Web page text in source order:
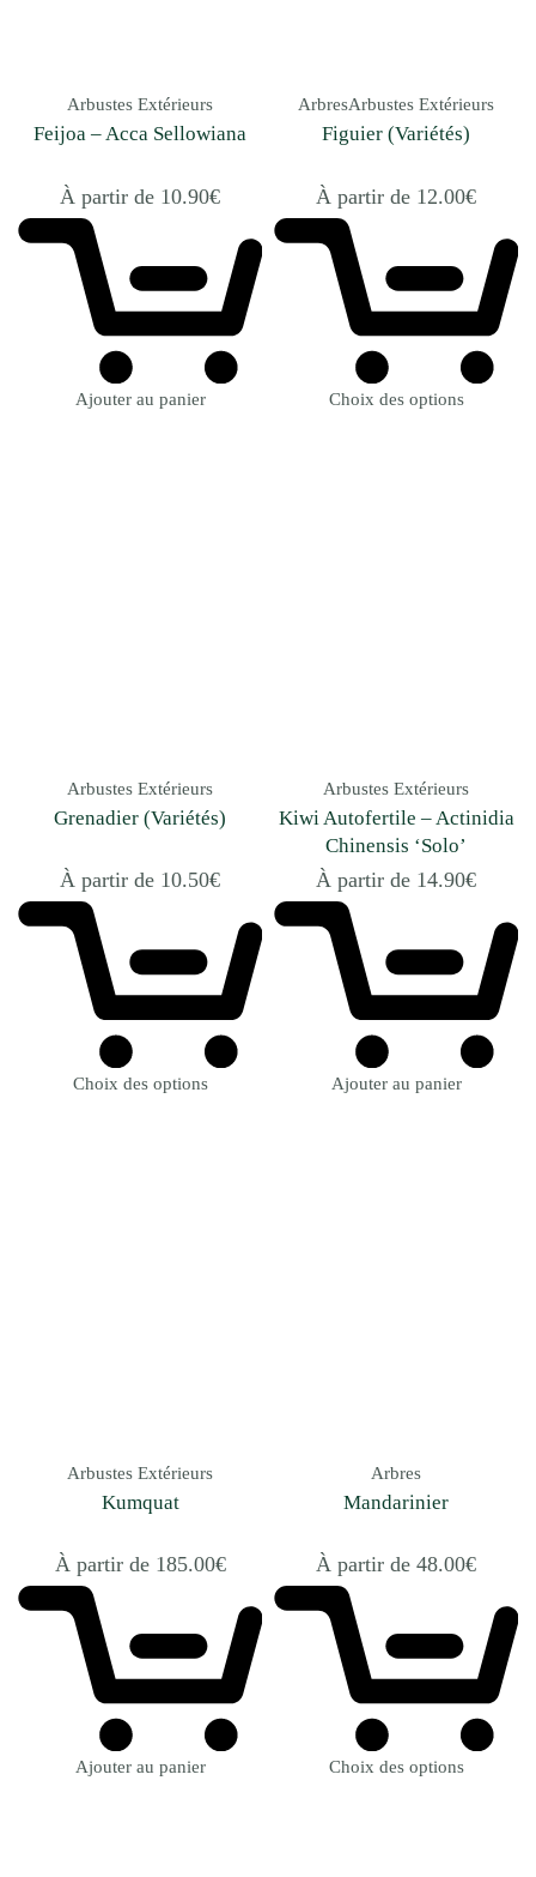
Arbustes Extérieurs
Feijoa – Acca Sellowiana
À partir de 10.90€
Ajouter au panier
ArbresArbustes Extérieurs
Figuier (Variétés)
À partir de 12.00€
Choix des options
Arbustes Extérieurs
Grenadier (Variétés)
À partir de 10.50€
Choix des options
Arbustes Extérieurs
Kiwi Autofertile – Actinidia
Chinensis ‘Solo’
À partir de 14.90€
Ajouter au panier
Arbustes Extérieurs
Kumquat
À partir de 185.00€
Ajouter au panier
Arbres
Mandarinier
À partir de 48.00€
Choix des options